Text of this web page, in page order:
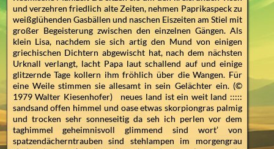
und verzehren friedlich alte Zeiten, nehmen Paprikaspeck zu
weißglühenden Gasbällen und naschen Eiszeiten am Stiel mit
großer Begeisterung zwischen den einzelnen Gängen. Als
klein Lisa, nachdem sie sich artig den Mund von einigen
griechischen Dichtern abgewischt hat, nach dem nächsten
Urknall verlangt, lacht Papa laut schallend auf und einige
glitzernde Tage kollern ihm fröhlich über die Wangen. Für
eine Weile stimmen sie allesamt in sein Gelächter ein. (©
1979 Walter Kiesenhofer) neues land ist ein weit land :::::
sandsand offen himmel und oase etwas skorpiongras palmig
und trocken sehr sonneseitig da seh ich perlen vor dem
taghimmel geheimnisvoll glimmend sind wort’ von
spatzendächerntrauben sind stehlampen im morgengrau